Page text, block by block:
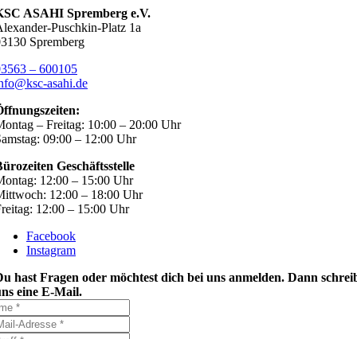
ASAHI Spremberg e.V.
Puschkin-Platz 1a
Spremberg
– 600105
asahi.de
– Freitag: 10:00 – 20:00 Uhr
09:00 – 12:00 Uhr
Geschäftsstelle
12:00 – 15:00 Uhr
12:00 – 18:00 Uhr
12:00 – 15:00 Uhr
Facebook
Instagram
hast Fragen oder möchtest dich bei uns anmelden. Dann
eine E-Mail.